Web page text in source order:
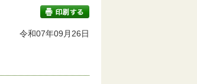
令和07年09月26日